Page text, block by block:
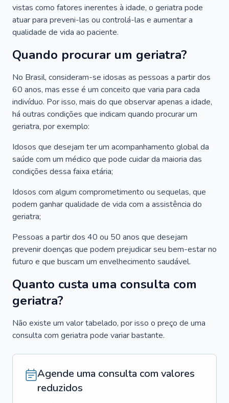
vistas como fatores inerentes à idade, o geriatra pode
atuar para preveni-las ou controlá-las e aumentar a
qualidade de vida ao paciente.
Quando procurar um geriatra?
No Brasil, consideram-se idosas as pessoas a partir dos
60 anos, mas esse é um conceito que varia para cada
indivíduo. Por isso, mais do que observar apenas a idade,
há outras condições que indicam quando procurar um
geriatra, por exemplo:
Idosos que desejam ter um acompanhamento global da
saúde com um médico que pode cuidar da maioria das
condições dessa faixa etária;
Idosos com algum comprometimento ou sequelas, que
podem ganhar qualidade de vida com a assistência do
geriatra;
Pessoas a partir dos 40 ou 50 anos que desejam
prevenir doenças que podem prejudicar seu bem-estar no
futuro e que buscam um envelhecimento saudável.
Quanto custa uma consulta com
geriatra?
Não existe um valor tabelado, por isso o preço de uma
consulta com geriatra pode variar bastante.
Agende uma consulta com valores
reduzidos